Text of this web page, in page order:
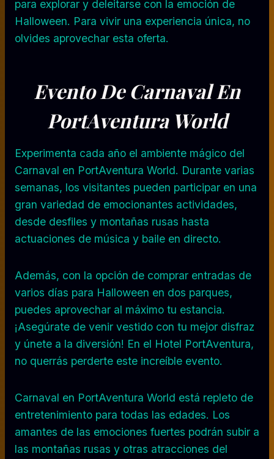
para explorar y deleitarse con la emoción de
Halloween. Para vivir una experiencia única, no
olvides aprovechar esta oferta.
Evento De Carnaval En
PortAventura World
Experimenta cada año el ambiente mágico del
Carnaval en PortAventura World. Durante varias
semanas, los visitantes pueden participar en una
gran variedad de emocionantes actividades,
desde desfiles y montañas rusas hasta
actuaciones de música y baile en directo.
Además, con la opción de comprar entradas de
varios días para Halloween en dos parques,
puedes aprovechar al máximo tu estancia.
¡Asegúrate de venir vestido con tu mejor disfraz
y únete a la diversión! En el Hotel PortAventura,
no querrás perderte este increíble evento.
Carnaval en PortAventura World está repleto de
entretenimiento para todas las edades. Los
amantes de las emociones fuertes podrán subir a
las montañas rusas y otras atracciones del